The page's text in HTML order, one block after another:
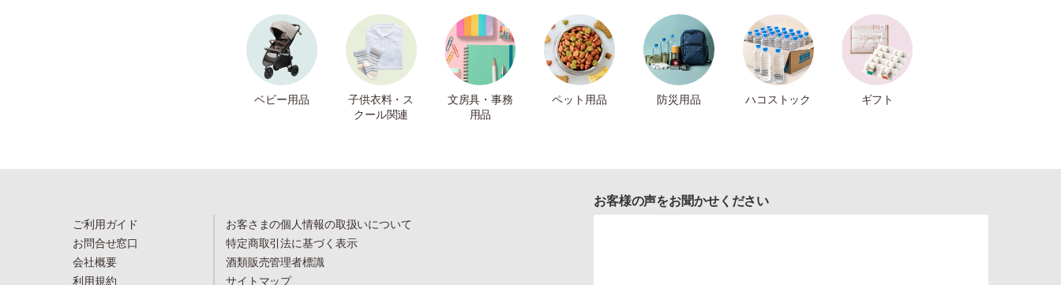
ベビー用品
子供衣料・ス
クール関連
文房具・事務
用品
ペット用品 防災用品 ハコストック ギフト
ご利用ガイド
お問合せ窓口
会社概要
利用規約
お客さまの個人情報の取扱いについて
特定商取引法に基づく表示
酒類販売管理者標識
サイトマップ
お客様の声をお聞かせください